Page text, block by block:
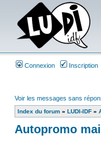
Connexion Inscription
Voir les messages sans
Index du forum » LUDI-IDF »
Autopromo